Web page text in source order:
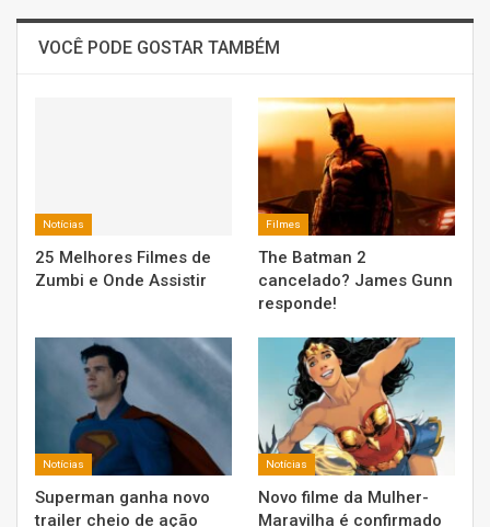
VOCÊ PODE GOSTAR TAMBÉM
Notícias
25 Melhores Filmes de
Zumbi e Onde Assistir
Filmes
The Batman 2
cancelado? James Gunn
responde!
Notícias
Superman ganha novo
trailer cheio de ação
Notícias
Novo filme da Mulher-
Maravilha é confirmado